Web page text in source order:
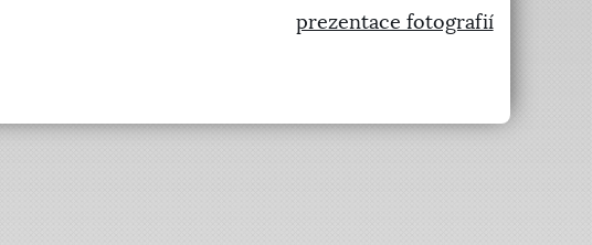
prezentace fotografií